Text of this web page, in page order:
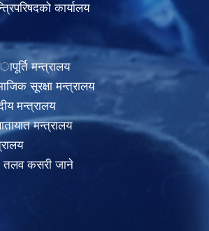
कार्यालय
मन्त्रालय
सूरक्षा मन्त्रालय
मन्त्रालय
मन्त्रालय
कसरी जाने